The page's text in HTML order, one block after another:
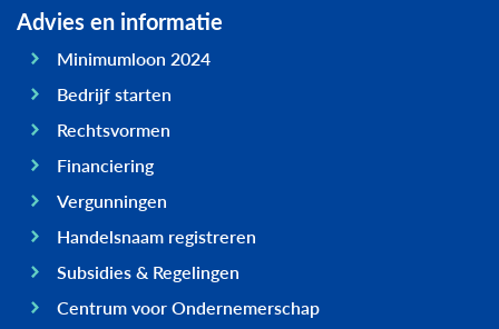
Advies en informatie
Minimumloon 2024
Bedrijf starten
Rechtsvormen
Financiering
Vergunningen
Handelsnaam registreren
Subsidies & Regelingen
Centrum voor Ondernemerschap